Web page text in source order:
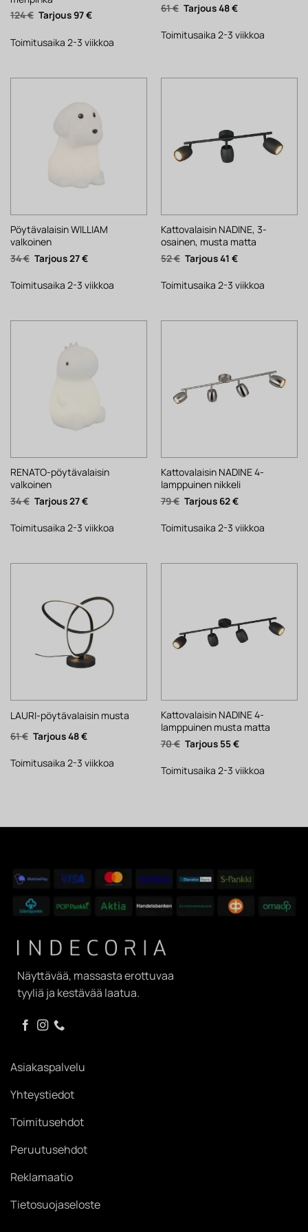
124€ Alkuperäinen
hinta
124 €.
97€Nykyinen
97 €.
Toimitusaika 2-3 viikkoa
61€ Alkuperäinen
hinta
61 €.
48€Nykyinen
48 €.
Toimitusaika 2-3 viikkoa
Pöytävalaisin WILLIAM
valkoinen
34€ Alkuperäinen
hinta
34 €.
27€Nykyinen
27 €.
Toimitusaika 2-3 viikkoa
Kattovalaisin NADINE, 3-
osainen, musta matta
52€ Alkuperäinen
hinta
52 €.
41 €Nykyinen
41 €.
Toimitusaika 2-3 viikkoa
RENATO-pöytävalaisin
valkoinen
34€ Alkuperäinen
hinta
34 €.
27€Nykyinen
27 €.
Toimitusaika 2-3 viikkoa
Kattovalaisin NADINE 4-
lamppuinen nikkeli
79€ Alkuperäinen
hinta
79 €.
62€Nykyinen
62 €.
Toimitusaika 2-3 viikkoa
LAURI-pöytävalaisin musta
61€ Alkuperäinen
hinta
61 €.
48€Nykyinen
48 €.
Toimitusaika 2-3 viikkoa
Kattovalaisin NADINE 4-
lamppuinen musta matta
70€ Alkuperäinen
hinta
70 €.
55€Nykyinen
55 €.
Toimitusaika 2-3 viikkoa
Näyttävää, massasta erottuvaa
tyyliä ja kestävää laatua.
Asiakaspalvelu
Yhteystiedot
Toimitusehdot
Peruutusehdot
Reklamaatio
Tietosuojaseloste